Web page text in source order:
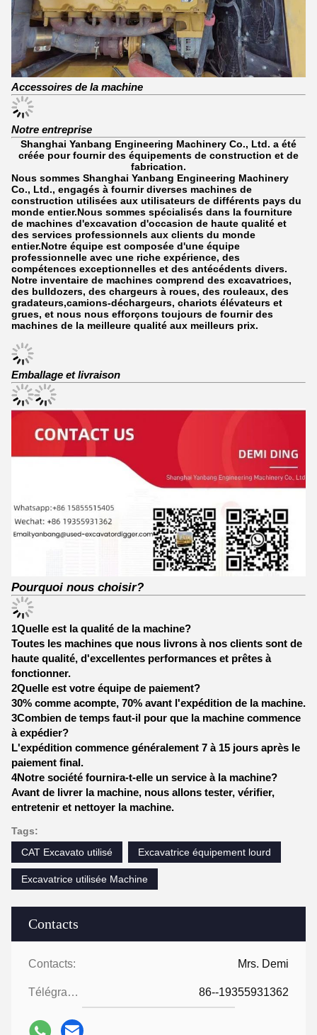
Contacts
Contacts: Mrs. Demi
Télégramme: 86--19355931362
Accessoires de la machine
Notre entreprise
Shanghai Yanbang Engineering Machinery Co., Ltd. a été
créée pour fournir des équipements de construction et de
fabrication.
Nous sommes Shanghai Yanbang Engineering Machinery
Co., Ltd., engagés à fournir diverses machines de
construction utilisées aux utilisateurs de différents pays du
monde entier.Nous sommes spécialisés dans la fourniture
de machines d'excavation d'occasion de haute qualité et
des services professionnels aux clients du monde
entier.Notre équipe est composée d'une équipe
professionnelle avec une riche expérience, des
compétences exceptionnelles et des antécédents divers.
Notre inventaire de machines comprend des excavatrices,
des bulldozers, des chargeurs à roues, des rouleaux, des
gradateurs,camions-déchargeurs, chariots élévateurs et
grues, et nous nous efforçons toujours de fournir des
machines de la meilleure qualité aux meilleurs prix.
Emballage et livraison
Pourquoi nous choisir?
1Quelle est la qualité de la machine?
Toutes les machines que nous livrons à nos clients sont de
haute qualité, d'excellentes performances et prêtes à
fonctionner.
2Quelle est votre équipe de paiement?
30% comme acompte, 70% avant l'expédition de la machine.
3Combien de temps faut-il pour que la machine commence
à expédier?
L'expédition commence généralement 7 à 15 jours après le
paiement final.
4Notre société fournira-t-elle un service à la machine?
Avant de livrer la machine, nous allons tester, vérifier,
entretenir et nettoyer la machine.
Tags:
CAT Excavato utilisé
Excavatrice équipement lourd
Excavatrice utilisée Machine